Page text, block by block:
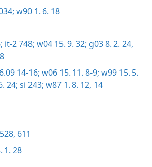
w90 1. 6. 18
it-2 748; w04 15. 9. 32; g03 8. 2. 24,
14-16; w06 15. 11. 8-9; w99 15. 5.
24; si 243; w87 1. 8. 12, 14
611
1. 28